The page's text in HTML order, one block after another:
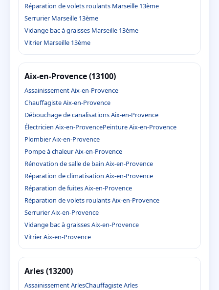
Réparation de volets roulants Marseille 13ème
Serrurier Marseille 13ème
Vidange bac à graisses Marseille 13ème
Vitrier Marseille 13ème
Aix-en-Provence (13100)
Assainissement Aix-en-Provence
Chauffagiste Aix-en-Provence
Débouchage de canalisations Aix-en-Provence
Électricien Aix-en-ProvencePeinture Aix-en-Provence
Plombier Aix-en-Provence
Pompe à chaleur Aix-en-Provence
Rénovation de salle de bain Aix-en-Provence
Réparation de climatisation Aix-en-Provence
Réparation de fuites Aix-en-Provence
Réparation de volets roulants Aix-en-Provence
Serrurier Aix-en-Provence
Vidange bac à graisses Aix-en-Provence
Vitrier Aix-en-Provence
Arles (13200)
Assainissement ArlesChauffagiste Arles